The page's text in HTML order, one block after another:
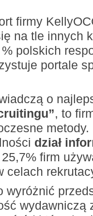
firmy
na tle innych
polskich
portale
o
, to
metody.
dział
firm
celach
wyróżnić
wydawniczą